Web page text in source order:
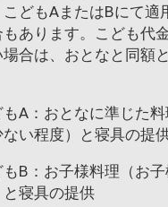
どもAまたはBにて適
もあります。こども代
場合は、おとなと同額
もA：おとなに準じた
ない程度）と寝具の提
もB：お子様料理（お
と寝具の提供